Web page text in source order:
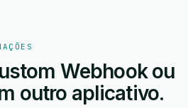
Webhook ou
outro aplicativo.